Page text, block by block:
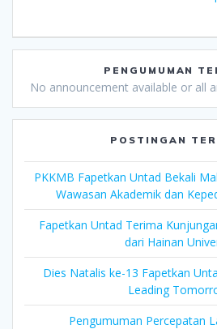
PENGUMUMAN
No announcement available or all
POSTINGAN
PKKMB Fapetkan Untad Bekali
Wawasan Akademik dan
Fapetkan Untad Terima
dari Hainan
Dies Natalis ke-13 Fapetkan
Leading
Pengumuman Percepatan